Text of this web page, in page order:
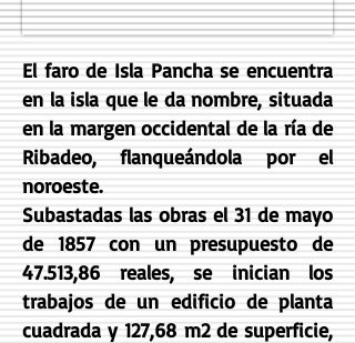
El faro de Isla Pancha se encuentra
en la isla que le da nombre, situada
en la margen occidental de la ría de
Ribadeo, flanqueándola por el
noroeste.
Subastadas las obras el 31 de mayo
de 1857 con un presupuesto de
47.513,86 reales, se inician los
trabajos de un edificio de planta
cuadrada y 127,68 m2 de superficie,